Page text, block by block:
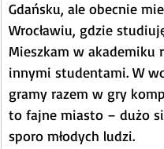
Gdańsku, ale obecnie
Wrocławiu, gdzie
Mieszkam w akademiku
innymi studentami. W
gramy razem w gry
to fajne miasto – dużo
sporo młodych ludzi.